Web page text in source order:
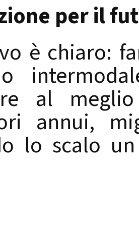
per il
è chiaro:
al
annui,
lo scalo